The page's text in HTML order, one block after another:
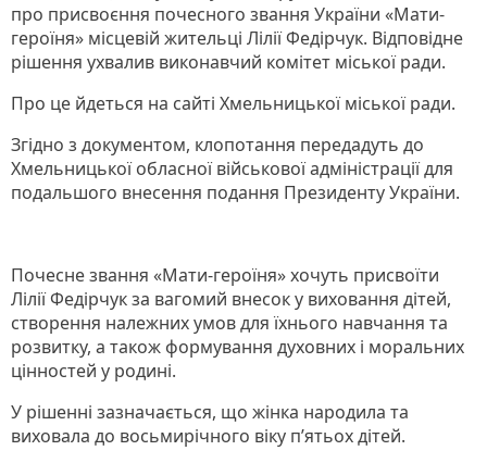
про присвоєння почесного звання України «Мати-
героїня» місцевій жительці Лілії Федірчук. Відповідне
рішення ухвалив виконавчий комітет міської ради.
Про це йдеться на сайті Хмельницької міської ради.
Згідно з документом, клопотання передадуть до
Хмельницької обласної військової адміністрації для
подальшого внесення подання Президенту України.
Почесне звання «Мати-героїня» хочуть присвоїти
Лілії Федірчук за вагомий внесок у виховання дітей,
створення належних умов для їхнього навчання та
розвитку, а також формування духовних і моральних
цінностей у родині.
У рішенні зазначається, що жінка народила та
виховала до восьмирічного віку п’ятьох дітей.